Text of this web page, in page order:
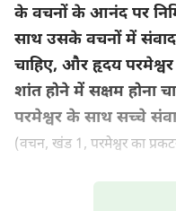
के वचनों के आनंद पर
साथ उसके वचनों में संवाद
चाहिए, और हृदय
शांत होने में सक्षम होना
परमेश्वर के साथ सच्चे
(वचन, खंड 1, परमेश्वर का
अपने रोजमर्रा के जीवन में,